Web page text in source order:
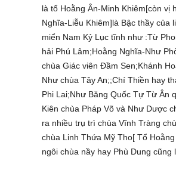
là tổ Hoằng Ân-Minh Khiêm[còn vị
Nghĩa-Liễu Khiêm]là Bậc thầy của
miển Nam Kỷ Lục tĩnh như :Từ
hải Phú Lâm;Hoằng Nghĩa-Như
chùa Giác viên Đầm Sen;Khánh
Như chùa Tây An;;Chí Thiền hay
Phi Lai;Như Băng Quốc Tự Từ Ân
Kiên chùa Pháp Võ và Như Dược
ra nhiều trụ trì chùa Vĩnh Tràng
chùa Linh Thứa Mỹ Tho[ Tổ
ngôi chùa nầy hay Phù Dung